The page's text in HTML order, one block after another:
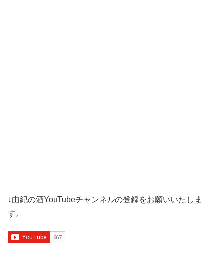
↓由紀の酒YouTubeチャンネルの登録をお願いいたしま
す。